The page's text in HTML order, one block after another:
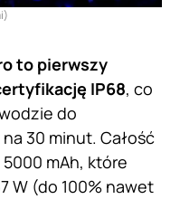
to pierwszy
IP68, co
do
30 minut. Całość
mAh, które
W (do 100% nawet